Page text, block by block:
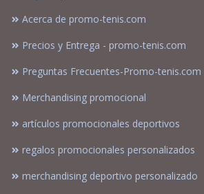
Acerca de promo-tenis.com
Precios y Entrega - promo-tenis.com
Preguntas Frecuentes-Promo-tenis.com
Merchandising promocional
artículos promocionales deportivos
regalos promocionales personalizados
merchandising deportivo personalizado